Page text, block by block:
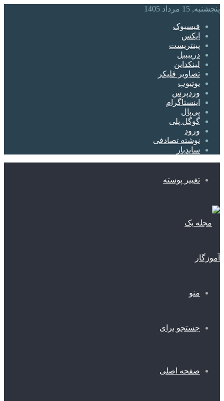
پنجشنبه, 15 مرداد 1405
فیسبوک
ایکس
پینتریست
دریبببل
لینکداین
تصاویر فلیکر
یوتیوب
وردپرس
اینستاگرام
پی‌پال
گوگل پلی
ورود
نوشته تصادفی
سایدبار
تغییر پوسته
منو
جستجو برای
صفحه اصلی